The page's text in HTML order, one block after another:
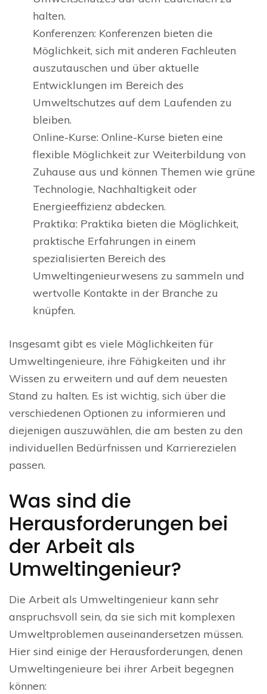
halten.
Konferenzen: Konferenzen bieten die
Möglichkeit, sich mit anderen Fachleuten
auszutauschen und über aktuelle
Entwicklungen im Bereich des
Umweltschutzes auf dem Laufenden zu
bleiben.
Online-Kurse: Online-Kurse bieten eine
flexible Möglichkeit zur Weiterbildung von
Zuhause aus und können Themen wie grüne
Technologie, Nachhaltigkeit oder
Energieeffizienz abdecken.
Praktika: Praktika bieten die Möglichkeit,
praktische Erfahrungen in einem
spezialisierten Bereich des
Umweltingenieurwesens zu sammeln und
wertvolle Kontakte in der Branche zu
knüpfen.
Insgesamt gibt es viele Möglichkeiten für
Umweltingenieure, ihre Fähigkeiten und ihr
Wissen zu erweitern und auf dem neuesten
Stand zu halten. Es ist wichtig, sich über die
verschiedenen Optionen zu informieren und
diejenigen auszuwählen, die am besten zu den
individuellen Bedürfnissen und Karrierezielen
passen.
Was sind die
Herausforderungen bei
der Arbeit als
Umweltingenieur?
Die Arbeit als Umweltingenieur kann sehr
anspruchsvoll sein, da sie sich mit komplexen
Umweltproblemen auseinandersetzen müssen.
Hier sind einige der Herausforderungen, denen
Umweltingenieure bei ihrer Arbeit begegnen
können: